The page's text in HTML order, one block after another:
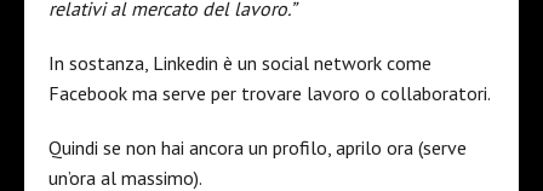
relativi al mercato del lavoro.”
In sostanza, Linkedin è un social network come
Facebook ma serve per trovare lavoro o collaboratori.
Quindi se non hai ancora un profilo, aprilo ora (serve
un’ora al massimo).